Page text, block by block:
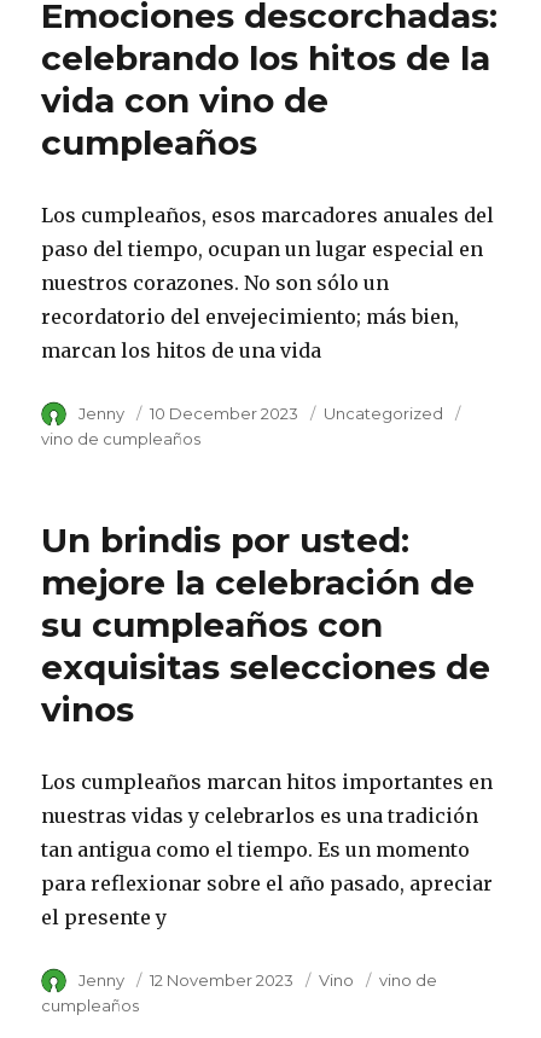
Emociones descorchadas:
celebrando los hitos de la
vida con vino de
cumpleaños
Los cumpleaños, esos marcadores anuales del
paso del tiempo, ocupan un lugar especial en
nuestros corazones. No son sólo un
recordatorio del envejecimiento; más bien,
marcan los hitos de una vida
Author
Jenny
Posted
on
10 December 2023 Category
Uncategorized
vino de cumpleaños
Un brindis por usted:
mejore la celebración de
su cumpleaños con
exquisitas selecciones de
vinos
Los cumpleaños marcan hitos importantes en
nuestras vidas y celebrarlos es una tradición
tan antigua como el tiempo. Es un momento
para reflexionar sobre el año pasado, apreciar
el presente y
Author
Jenny
Posted
12 November 2023 Category
Vino Tags
vino de
cumpleaños